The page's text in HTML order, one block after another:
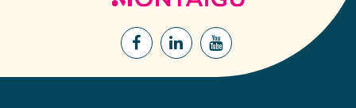
Lien
Lien
Lien